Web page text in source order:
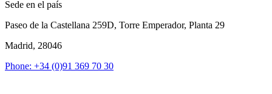
Sede en el país
Paseo de la Castellana 259D, Torre Emperador, Planta 29
Madrid, 28046
Phone: +34 (0)91 369 70 30